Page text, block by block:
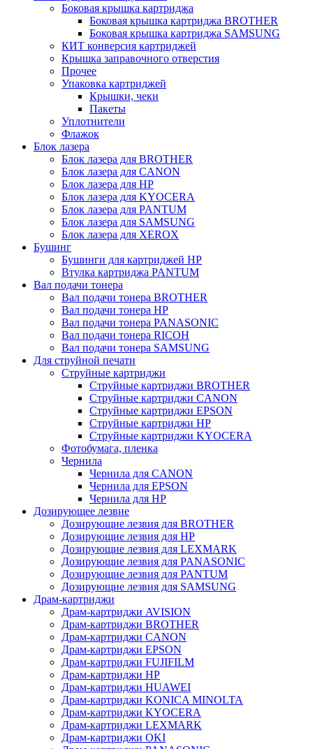
Боковая крышка картриджа
Боковая крышка картриджа BROTHER
Боковая крышка картриджа SAMSUNG
КИТ конверсия картриджей
Крышка заправочного отверстия
Прочее
Упаковка картриджей
Крышки, чеки
Пакеты
Уплотнители
Флажок
Блок лазера
Блок лазера для BROTHER
Блок лазера для CANON
Блок лазера для HP
Блок лазера для KYOCERA
Блок лазера для PANTUM
Блок лазера для SAMSUNG
Блок лазера для XEROX
Бушинг
Бушинги для картриджей HP
Втулка картриджа PANTUM
Вал подачи тонера
Вал подачи тонера BROTHER
Вал подачи тонера HP
Вал подачи тонера PANASONIC
Вал подачи тонера RICOH
Вал подачи тонера SAMSUNG
Для струйной печати
Струйные картриджи
Струйные картриджи BROTHER
Струйные картриджи CANON
Струйные картриджи EPSON
Струйные картриджи HP
Струйные картриджи KYOCERA
Фотобумага, пленка
Чернила
Чернила для CANON
Чернила для EPSON
Чернила для HP
Дозирующее лезвие
Дозирующие лезвия для BROTHER
Дозирующие лезвия для HP
Дозирующие лезвия для LEXMARK
Дозирующие лезвия для PANASONIC
Дозирующие лезвия для PANTUM
Дозирующие лезвия для SAMSUNG
Драм-картриджи
Драм-картриджи AVISION
Драм-картриджи BROTHER
Драм-картриджи CANON
Драм-картриджи EPSON
Драм-картриджи FUJIFILM
Драм-картриджи HP
Драм-картриджи HUAWEI
Драм-картриджи KONICA MINOLTA
Драм-картриджи KYOCERA
Драм-картриджи LEXMARK
Драм-картриджи OKI